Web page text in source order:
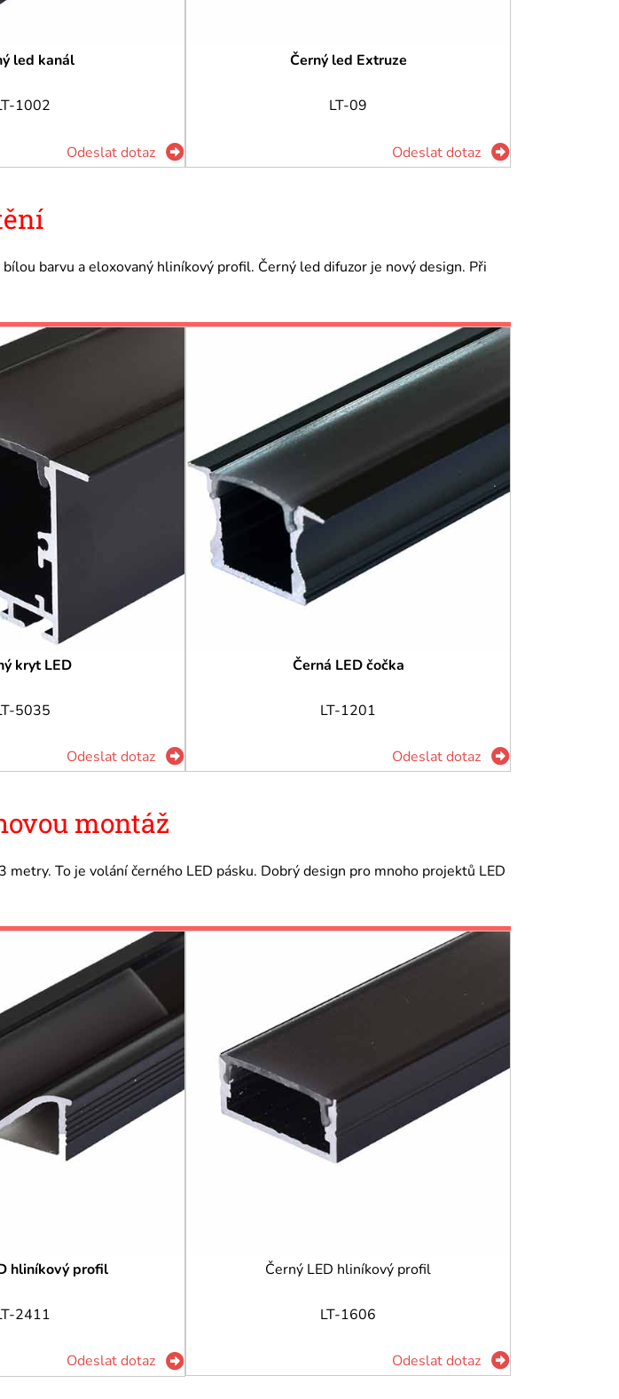
led kanál
1002
Odeslat dotaz
Černý led Extruze
LT-09
Odeslat dotaz
barvu a eloxovaný hliníkový profil. Černý led difuzor je nový design. Při
kryt LED
5035
Odeslat dotaz
Černá LED čočka
LT-1201
Odeslat dotaz
montáž
To je volání černého LED pásku. Dobrý design pro mnoho projektů LED
hliníkový profil
2411
Odeslat dotaz
Černý LED hliníkový profil
LT-1606
Odeslat dotaz